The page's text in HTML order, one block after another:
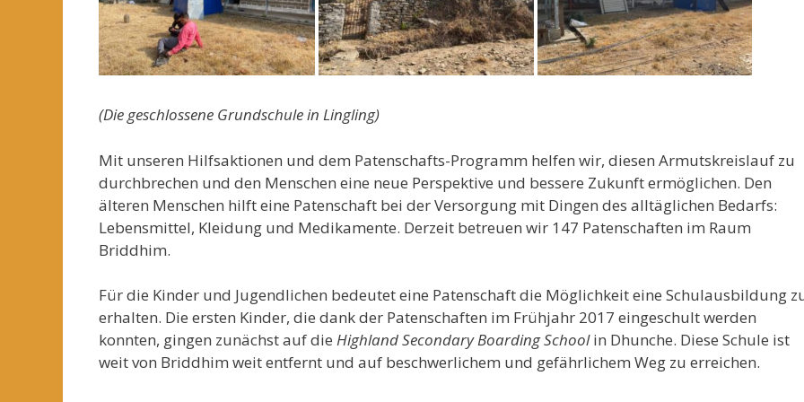
(Die geschlossene Grundschule in Lingling)
Mit unseren Hilfsaktionen und dem Patenschafts-Programm helfen wir, diesen Armutskreislauf zu
durchbrechen und den Menschen eine neue Perspektive und bessere Zukunft ermöglichen. Den
älteren Menschen hilft eine Patenschaft bei der Versorgung mit Dingen des alltäglichen Bedarfs:
Lebensmittel, Kleidung und Medikamente. Derzeit betreuen wir 147 Patenschaften im Raum
Briddhim.
Für die Kinder und Jugendlichen bedeutet eine Patenschaft die Möglichkeit eine Schulausbildung
erhalten. Die ersten Kinder, die dank der Patenschaften im Frühjahr 2017 eingeschult werden
konnten, gingen zunächst auf die Highland Secondary Boarding Schoolin Dhunche. Diese Schule ist
weit von Briddhim weit entfernt und auf beschwerlichem und gefährlichem Weg zu erreichen.